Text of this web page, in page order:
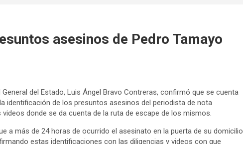
asesinos de Pedro Tamayo
General del Estado, Luis Ángel Bravo Contreras, confirmó que se cuenta
identificación de los presuntos asesinos del periodista de nota
donde se da cuenta de la ruta de escape de los mismos.
a más de 24 horas de ocurrido el asesinato en la puerta de su domicilio
estas identificaciones con las diligencias y videos con que